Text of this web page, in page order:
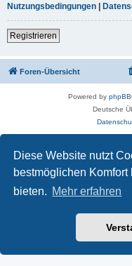
Diese Website nutzt
bestmöglichen
bieten. Mehr erfahren
Nutzungsbedingungen |
Registrieren
Foren-Übersicht
Powered by phpBB
Deutsche